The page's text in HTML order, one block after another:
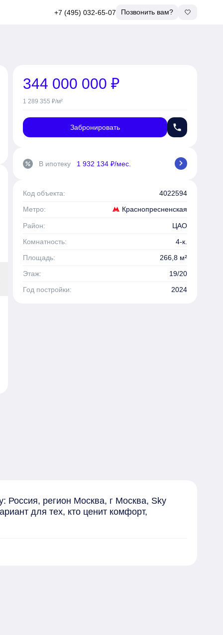
+7 (495) 032-65-07 Позвонить вам?
344 000 000 ₽
1 289 355 ₽/м²
Забронировать phone
percent В ипотеку 1 932 134 ₽/мес. chevron_right
Код объекта: 4022594
Метро: Краснопресненская
Район:
ЦАО
Комнатность:
4-к.
Площадь:
266,8 м²
Этаж:
19/20
Год постройки:
2024
Россия, регион Москва, г Москва, Sky
для тех, кто ценит комфорт,